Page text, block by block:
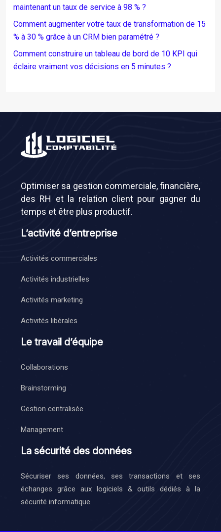
maintenant un taux de service à 98 % ?
Comment augmenter votre taux de transformation de 15
% à 30 % grâce à un CRM bien paramétré ?
Comment construire un tableau de bord de 10 KPI qui
éclaire vraiment vos décisions en 5 minutes ?
Optimiser sa gestion commerciale, financière,
des RH et la relation client pour gagner du
temps et être plus productif.
L’activité d’entreprise
Activités commerciales
Activités industrielles
Activités marketing
Activités libérales
Le travail d’équipe
Collaborations
Brainstorming
Gestion centralisée
Management
La sécurité des données
Sécuriser ses données, ses transactions et ses
échanges grâce aux logiciels & outils dédiés à la
sécurité informatique.